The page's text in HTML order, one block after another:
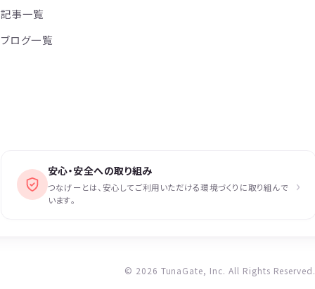
記事一覧
ブログ一覧
安心・安全への取り組み
つなげーとは、安心してご利用いただける環境づくりに取り組んで
います。
›
© 2026 TunaGate, Inc. All Rights Reserved.